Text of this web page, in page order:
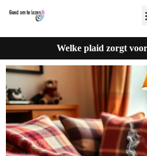
Welke plaid zorgt